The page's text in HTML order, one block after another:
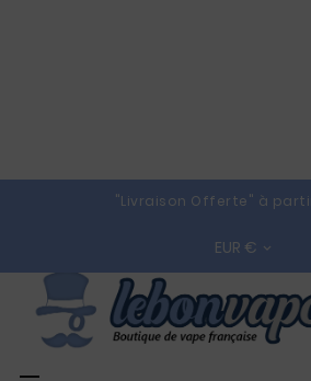
"Livraison Offerte" à
EUR € 